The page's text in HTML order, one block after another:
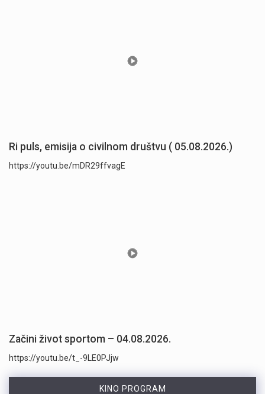
Ri puls, emisija o civilnom društvu ( 05.08.2026.)
https://youtu.be/mDR29ffvagE
Začini život sportom – 04.08.2026.
https://youtu.be/t_-9LE0PJjw
KINO PROGRAM